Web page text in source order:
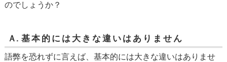
のでしょうか？
Ａ. 基本的には大きな違いはありません
語弊を恐れずに言えば、基本的には大きな違いはありませ